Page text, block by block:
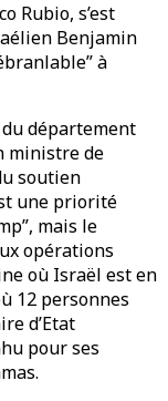
Rubio, s’est
Benjamin
à
département
ministre de
soutien
une priorité
mais le
opérations
où Israël est en
12 personnes
d’Etat
pour ses